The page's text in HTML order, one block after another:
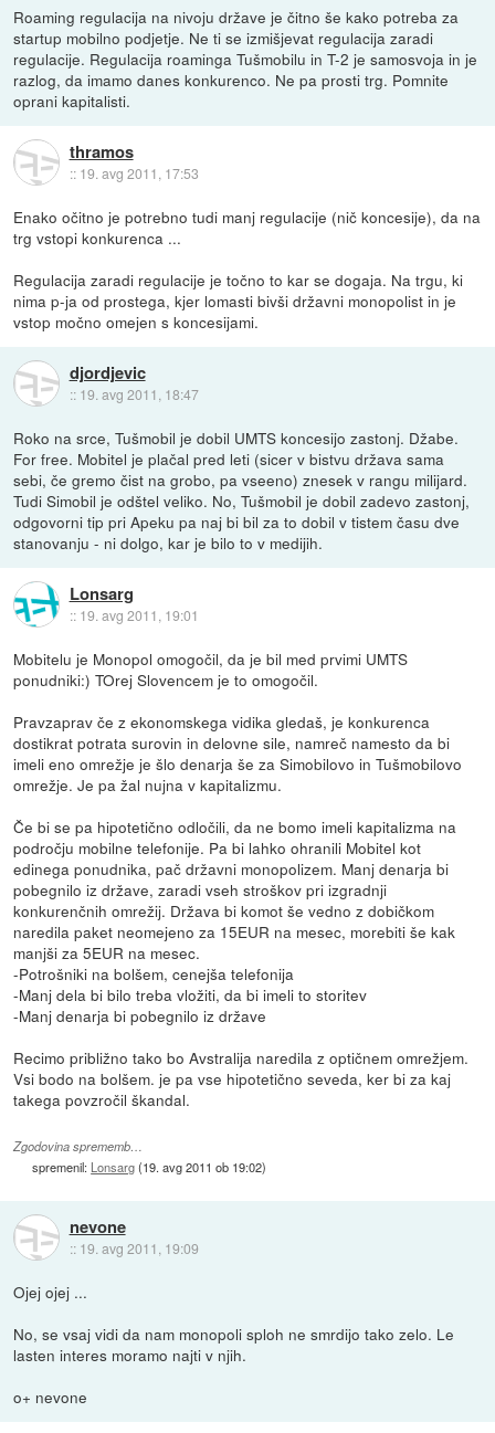
Roaming regulacija na nivoju države je čitno še kako potreba za
startup mobilno podjetje. Ne ti se izmišjevat regulacija zaradi
regulacije. Regulacija roaminga Tušmobilu in T-2 je samosvoja in je
razlog, da imamo danes konkurenco. Ne pa prosti trg. Pomnite
oprani kapitalisti.
thramos
:: 19. avg 2011, 17:53
Enako očitno je potrebno tudi manj regulacije (nič koncesije), da na
trg vstopi konkurenca ...
Regulacija zaradi regulacije je točno to kar se dogaja. Na trgu, ki
nima p-ja od prostega, kjer lomasti bivši državni monopolist in je
vstop močno omejen s koncesijami.
djordjevic
:: 19. avg 2011, 18:47
Roko na srce, Tušmobil je dobil UMTS koncesijo zastonj. Džabe.
For free. Mobitel je plačal pred leti (sicer v bistvu država sama
sebi, če gremo čist na grobo, pa vseeno) znesek v rangu milijard.
Tudi Simobil je odštel veliko. No, Tušmobil je dobil zadevo zastonj,
odgovorni tip pri Apeku pa naj bi bil za to dobil v tistem času dve
stanovanju - ni dolgo, kar je bilo to v medijih.
Lonsarg
:: 19. avg 2011, 19:01
Mobitelu je Monopol omogočil, da je bil med prvimi UMTS
ponudniki:) TOrej Slovencem je to omogočil.
Pravzaprav če z ekonomskega vidika gledaš, je konkurenca
dostikrat potrata surovin in delovne sile, namreč namesto da bi
imeli eno omrežje je šlo denarja še za Simobilovo in Tušmobilovo
omrežje. Je pa žal nujna v kapitalizmu.
Če bi se pa hipotetično odločili, da ne bomo imeli kapitalizma na
področju mobilne telefonije. Pa bi lahko ohranili Mobitel kot
edinega ponudnika, pač državni monopolizem. Manj denarja bi
pobegnilo iz države, zaradi vseh stroškov pri izgradnji
konkurenčnih omrežij. Država bi komot še vedno z dobičkom
naredila paket neomejeno za 15EUR na mesec, morebiti še kak
manjši za 5EUR na mesec.
-Potrošniki na bolšem, cenejša telefonija
-Manj dela bi bilo treba vložiti, da bi imeli to storitev
-Manj denarja bi pobegnilo iz države
Recimo približno tako bo Avstralija naredila z optičnem omrežjem.
Vsi bodo na bolšem. je pa vse hipotetično seveda, ker bi za kaj
takega povzročil škandal.
Zgodovina sprememb…
spremenil: Lonsarg(19. avg 2011 ob 19:02)
nevone
:: 19. avg 2011, 19:09
Ojej ojej ...
No, se vsaj vidi da nam monopoli sploh ne smrdijo tako zelo. Le
lasten interes moramo najti v njih.
o+ nevone